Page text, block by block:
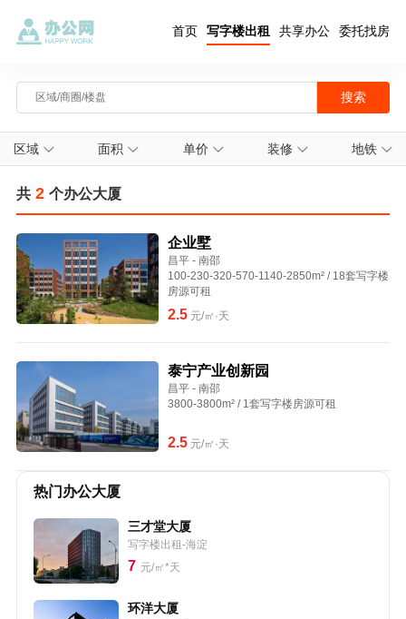
首页 写字楼出租 共享办公 委托找房
区域 面积 单价 装修 地铁
共 2 个办公大厦
企业墅
昌平 - 南邵
100-230-320-570-1140-2850m² / 18套写字楼
房源可租
2.5元/㎡·天
泰宁产业创新园
昌平 - 南邵
3800-3800m² / 1套写字楼房源可租
2.5元/㎡·天
热门办公大厦
三才堂大厦
写字楼出租-海淀
7 元/㎡*天
环洋大厦